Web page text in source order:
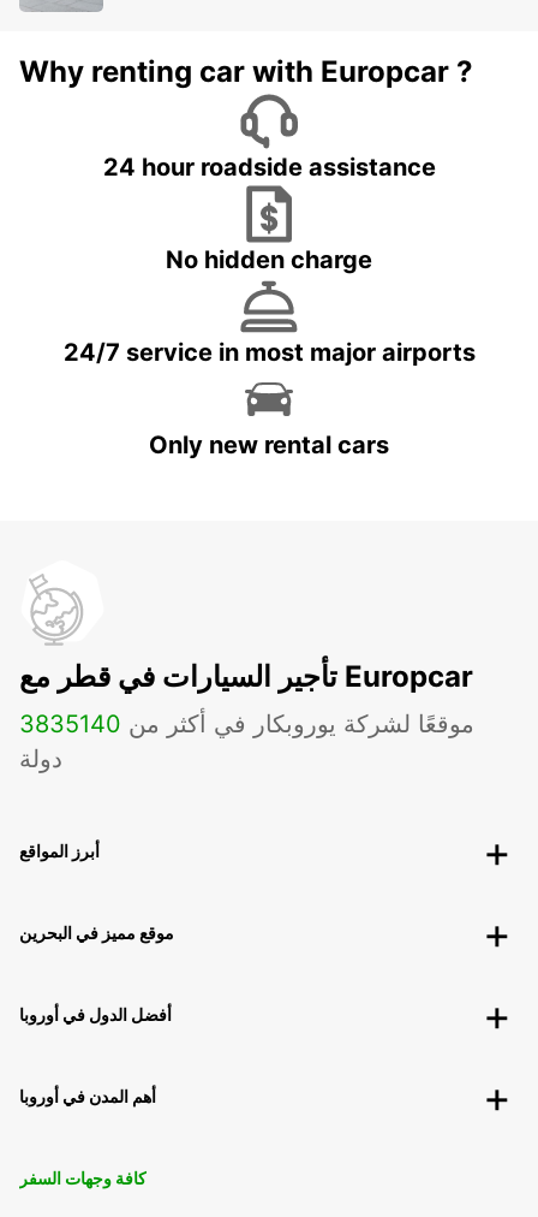
Why renting car with Europcar ?
24 hour roadside assistance
No hidden charge
24/7 service in most major airports
Only new rental cars
تأجير السيارات في قطر مع Europcar
3835 موقعًا لشركة يوروبكار في أكثر من 140
دولة
أبرز المواقع
موقع مميز في البحرين
أفضل الدول في أوروبا
أهم المدن في أوروبا
كافة وجهات السفر